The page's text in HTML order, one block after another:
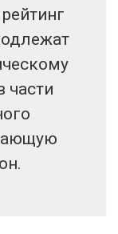
части